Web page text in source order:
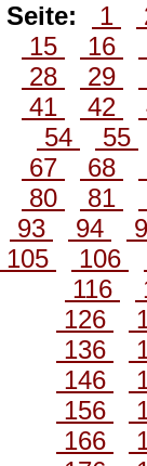
Seite: 1
15
16
28
29
41
42
54
55
67
68
80
81
93
94
105
106
116
126
136
146
156
166